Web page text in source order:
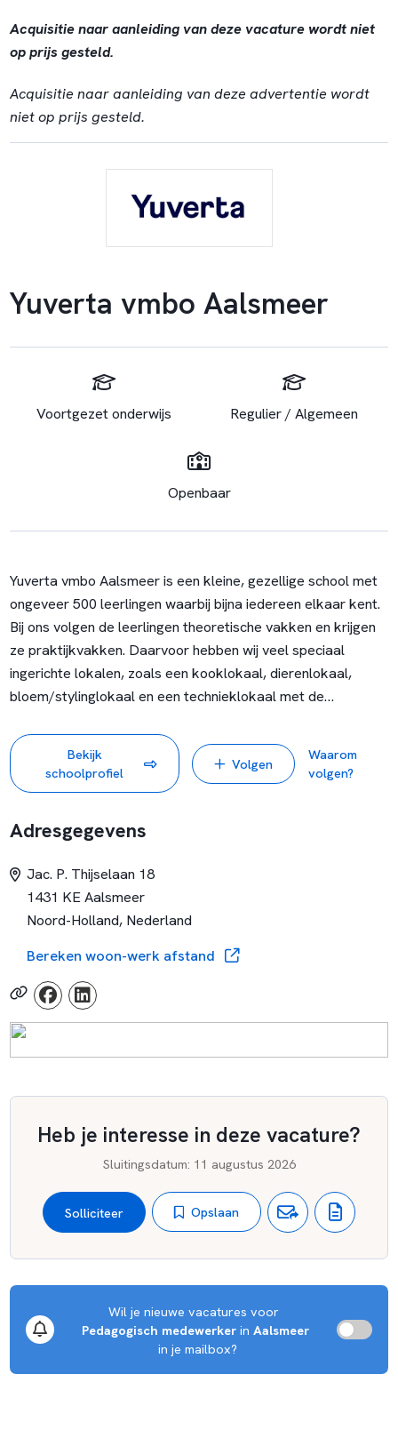
Acquisitie naar aanleiding van deze vacature wordt niet
op prijs gesteld.
Acquisitie naar aanleiding van deze advertentie wordt
niet op prijs gesteld.
Yuverta vmbo Aalsmeer
Voortgezet onderwijs Regulier / Algemeen
Openbaar
Yuverta vmbo Aalsmeer is een kleine, gezellige school met
ongeveer 500 leerlingen waarbij bijna iedereen elkaar kent.
Bij ons volgen de leerlingen theoretische vakken en krijgen
ze praktijkvakken. Daarvoor hebben wij veel speciaal
ingerichte lokalen, zoals een kooklokaal, dierenlokaal,
bloem/stylinglokaal en een technieklokaal met de
kassen.
Bekijk
schoolprofiel
Volgen
Waarom
volgen?
Adresgegevens
Jac. P. Thijselaan 18
1431 KE Aalsmeer
Noord-Holland, Nederland
Bereken woon-werk afstand
Heb je interesse in deze vacature?
Sluitingsdatum: 11 augustus 2026
Solliciteer Opslaan
Wil je nieuwe vacatures voor
Pedagogisch medewerker in Aalsmeer
in je mailbox?